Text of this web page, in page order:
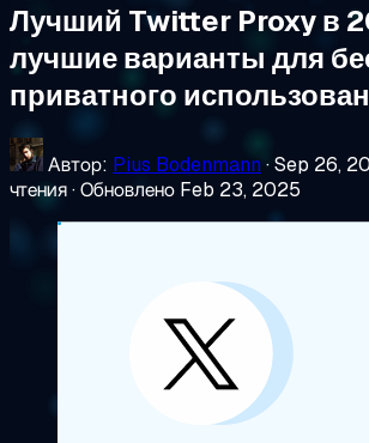
Лучший Twitter Proxy в
лучшие варианты для
приватного
Автор: Pius Bodenmann ·Sep 26,
чтения·Обновлено Feb 23, 2025